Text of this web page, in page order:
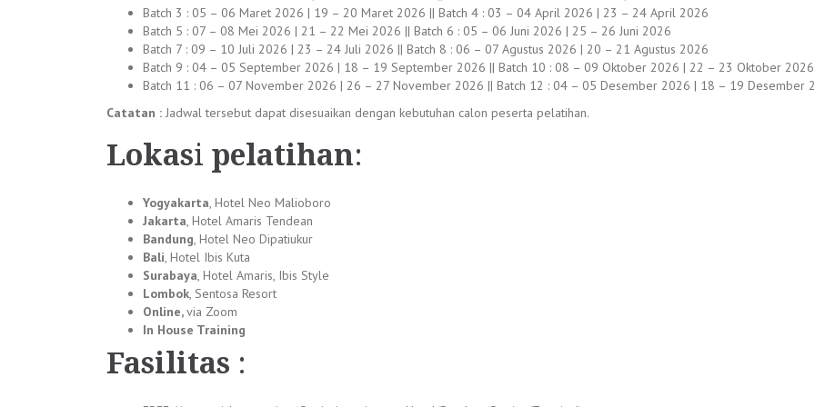
Batch 3 : 05 – 06 Maret 2026 | 19 – 20 Maret 2026 || Batch 4 : 03 – 04 April 2026 | 23 – 24 April 2026
Batch 5 : 07 – 08 Mei 2026 | 21 – 22 Mei 2026 || Batch 6 : 05 – 06 Juni 2026 | 25 – 26 Juni 2026
Batch 7 : 09 – 10 Juli 2026 | 23 – 24 Juli 2026 || Batch 8 : 06 – 07 Agustus 2026 | 20 – 21 Agustus 2026
Batch 9 : 04 – 05 September 2026 | 18 – 19 September 2026 || Batch 10 : 08 – 09 Oktober 2026 | 22 – 23 Oktober 2026
Batch 11 : 06 – 07 November 2026 | 26 – 27 November 2026 || Batch 12 : 04 – 05 Desember 2026 | 18 – 19 Desember
Catatan : Jadwal tersebut dapat disesuaikan dengan kebutuhan calon peserta pelatihan.
Lokasi pelatihan:
Yogyakarta, Hotel Neo Malioboro
Jakarta, Hotel Amaris Tendean
Bandung, Hotel Neo Dipatiukur
Bali, Hotel Ibis Kuta
Surabaya, Hotel Amaris, Ibis Style
Lombok, Sentosa Resort
Online,via Zoom
In House Training
Fasilitas :